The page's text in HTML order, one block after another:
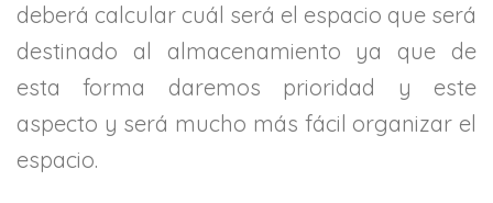
deberá calcular cuál será el espacio que será
destinado al almacenamiento ya que de
esta forma daremos prioridad y este
aspecto y será mucho más fácil organizar el
espacio.